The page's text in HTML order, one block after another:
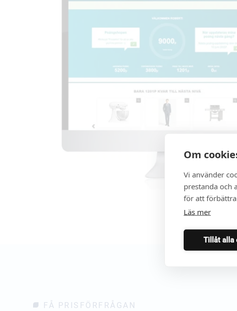
Om
Vi använder
prestanda och
för att förbättra
Läs mer
Tillåt alla
FÅ PRISFÖRFRÅGAN